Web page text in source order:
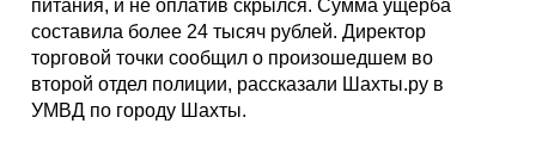
Фотогалерея
питания, и не оплатив скрылся. Сумма ущерба
составила более 24 тысяч рублей. Директор
торговой точки сообщил о произошедшем во
второй отдел полиции, рассказали Шахты.ру в
УМВД по городу Шахты.